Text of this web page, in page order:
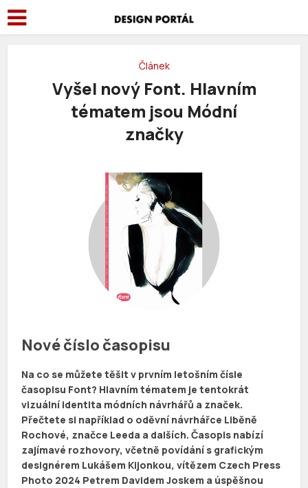
Článek
Vyšel nový Font. Hlavním
tématem jsou Módní
značky
Nové číslo časopisu
Na co se můžete těšit v prvním letošním čísle
časopisu Font? Hlavním tématem je tentokrát
vizuální identita módních návrhářů a značek.
Přečtete si například o oděvní návrhářce Liběně
Rochové, značce Leeda a dalších. Časopis nabízí
zajímavé rozhovory, včetně povídání s grafickým
designérem Lukášem Kijonkou, vítězem Czech Press
Photo 2024 Petrem Davidem Joskem a úspěšnou